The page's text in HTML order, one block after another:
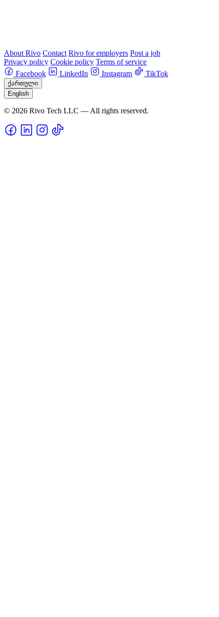
About Rivo Contact Rivo for employers Post a job
Privacy policy Cookie policy Terms of service
Facebook
LinkedIn Instagram TikTok
ქართული
English
© 2026 Rivo Tech LLC — All rights reserved.